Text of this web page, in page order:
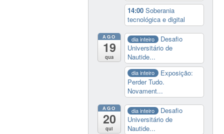
14:00Soberania
tecnológica e digital
AGO
19
qua
dia inteiro
Desafio
Universitário de
Nautide...
dia inteiro
Exposição:
Perder Tudo.
Novament...
AGO
20
qui
dia inteiro
Desafio
Universitário de
Nautide...